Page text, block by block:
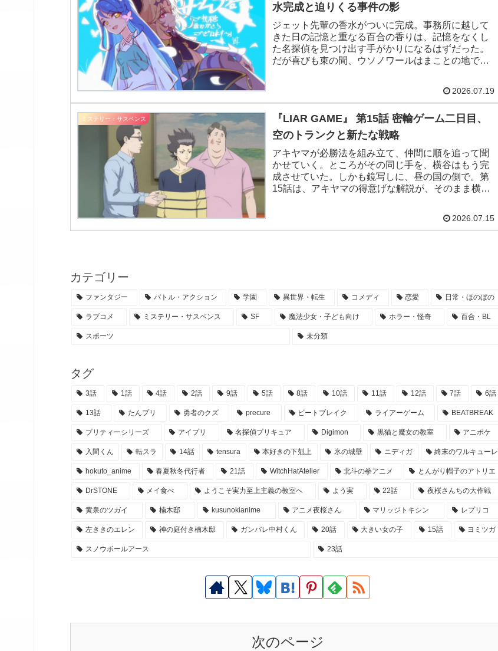
水完成と迫りくる事件の影
ジェット先輩の香水がついに完成。事務所に越して
きた日の記憶と重なる百合の香りは、記憶をなくし
た名探偵を見つけ出す手がかりになるはずだった。
だが喜びも束の間、ウソノワールはまことの地で世
て香水を届けに向かったくれあの涙が奇跡を呼ぶ
2026.07.19
ミステリー・サスペンス
『LIAR GAME』 第15話 密輸ゲーム二日目、
空のトランクと新たな戦略
アキヤマが必勝法を組み立て、仲間に順を追って聞
かせていく。ところがその同じ手を、横谷はもう完
成させていた。しかも鏡写しに、昼の国の側で。第
15話は、アキヤマの得意げな解説が、そのまま横谷
2026.07.15
カテゴリー
ファンタジー バトル・アクション 学園 異世界・転生 コメディ 恋愛 日常・ほのぼの
ラブコメ ミステリー・サスペンス SF 魔法少女・子ども向け ホラー・怪奇 百合・BL
スポーツ 未分類
タグ
3話 1話 4話 2話 9話 5話 8話 10話 11話 12話 7話 6話
13話 たんプリ 勇者のクズ precure ビートブレイク ライアーゲーム BEATBREAK
プリティーシリーズ アイプリ 名探偵プリキュア Digimon 黒猫と魔女の教室 アニポケ
入間くん 転スラ 14話 tensura 本好きの下剋上 氷の城壁 ニディガ 終末のワルキューレ
hokuto_anime 春夏秋冬代行者 21話 WitchHatAtelier 北斗の拳アニメ とんがり帽子のアトリエ
DrSTONE メイ食べ ようこそ実力至上主義の教室へ よう実 22話 夜桜さんちの大作戦
黄泉のツガイ 楠木邸 kusunokianime アニメ夜桜さん マリッジトキシン レプリコ
左ききのエレン 神の庭付き楠木邸 ガンバレ中村くん 20話 大きい女の子 15話 ヨミツガ
スノウボールアース 23話
次のページ